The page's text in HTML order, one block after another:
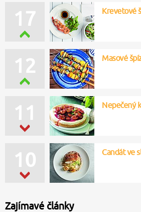
17 Krevetové
11 Nepečený
10 Candát ve
12 Masové
Zajímavé články